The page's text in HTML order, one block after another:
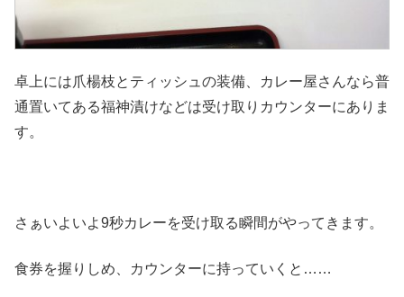
卓上には爪楊枝とティッシュの装備、カレー屋さんなら普
通置いてある福神漬けなどは受け取りカウンターにありま
す。
さぁいよいよ9秒カレーを受け取る瞬間がやってきます。
食券を握りしめ、カウンターに持っていくと……